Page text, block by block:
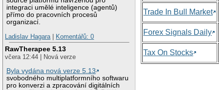
integraci umělé inteligence (agentů)
přímo do pracovních procesů
organizací.
Ladislav Hagara
Komentářů: 0
RawTherapee 5.13
včera 12:44 | Nová verze
Byla vydána nová verze 5.13
svobodného multiplatformního softwaru
pro konverzi a zpracování digitálních
Trade In Bull Market
Forex Signals Daily
Tax On Stocks